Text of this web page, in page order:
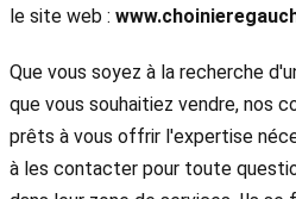
le site web :
Que vous soyez à la recherche
que vous souhaitiez vendre, nos
prêts à vous offrir l'expertise
à les contacter pour toute